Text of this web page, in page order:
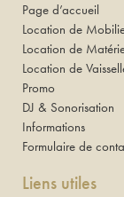
Page d’accueil
Location de
Location de
Location de
Promo
DJ & Sonorisation
Informations
Formulaire de
Liens utiles